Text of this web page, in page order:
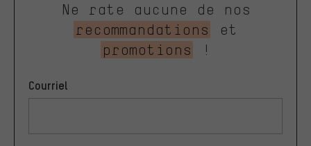
Ne rate aucune de nos
recommandations
et
promotions
!
Courriel